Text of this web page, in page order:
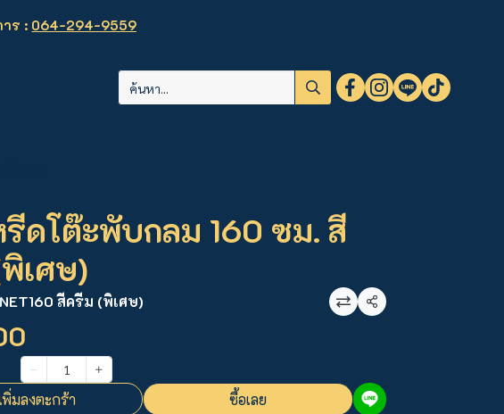
ร : 064-294-9559
ดโต๊ะพับกลม 160 ซม. สี
เศษ)
สีครีม (พิเศษ) แชร์
พิ่มลงตะกร้า
ซื้อเลย